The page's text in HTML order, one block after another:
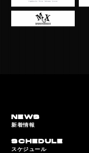
NEWS
新着情報
SCHEDULE
スケジュール